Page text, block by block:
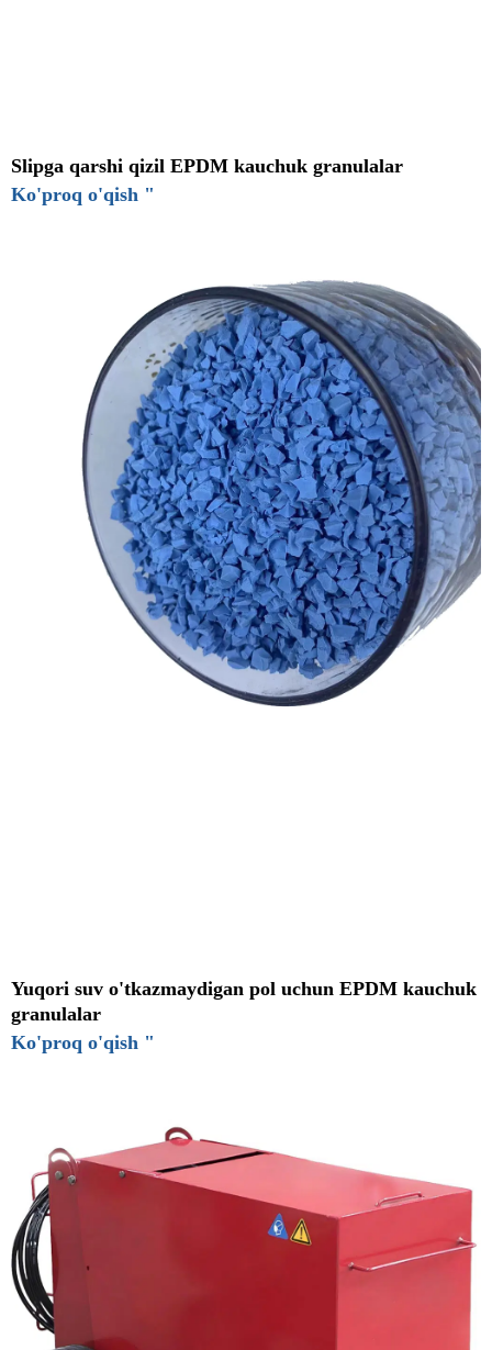
Slipga qarshi qizil EPDM kauchuk granulalar
Ko'proq o'qish "
Yuqori suv o'tkazmaydigan pol uchun EPDM kauchuk
granulalar
Ko'proq o'qish "